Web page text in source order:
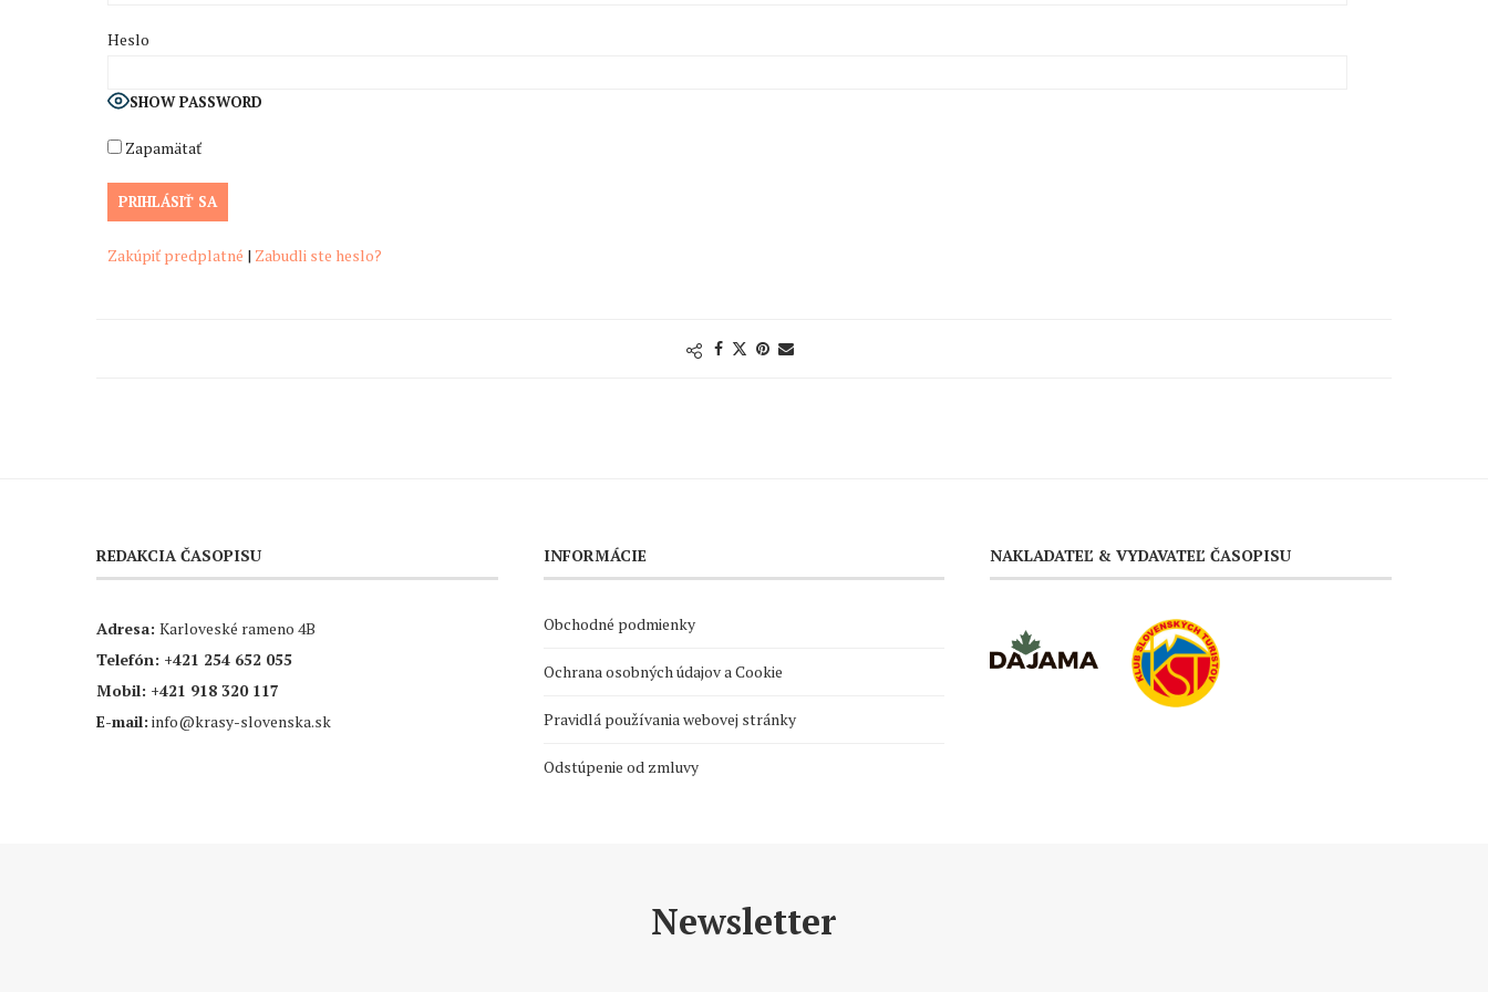
Heslo
SHOW PASSWORD
Zapamätať
Zakúpiť predplatné | Zabudli ste heslo?
REDAKCIA ČASOPISU
Adresa: Karloveské rameno 4B
Telefón: +421 254 652 055
Mobil: +421 918 320 117
E-mail: info@krasy-slovenska.sk
INFORMÁCIE
Obchodné podmienky
Ochrana osobných údajov a Cookie
Pravidlá používania webovej stránky
Odstúpenie od zmluvy
NAKLADATEĽ & VYDAVATEĽ ČASOPISU
Newsletter